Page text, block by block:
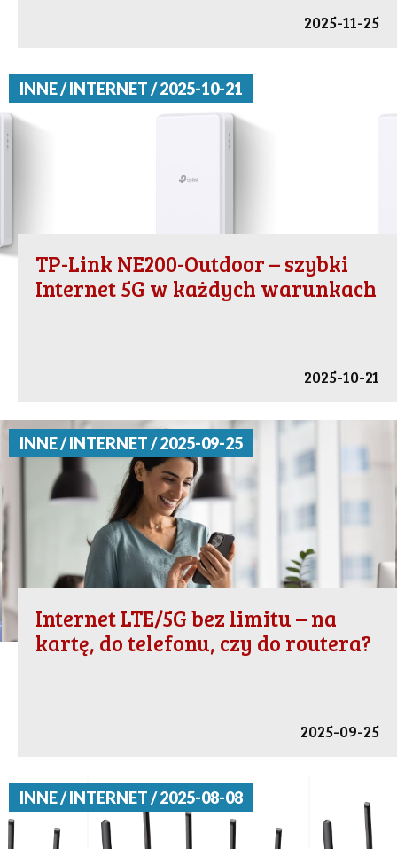
2025-11-25
INNE / INTERNET / 2025-10-21
TP-Link NE200-Outdoor – szybki
Internet 5G w każdych warunkach
2025-10-21
INNE / INTERNET / 2025-09-25
Internet LTE/5G bez limitu – na
kartę, do telefonu, czy do routera?
2025-09-25
INNE / INTERNET / 2025-08-08